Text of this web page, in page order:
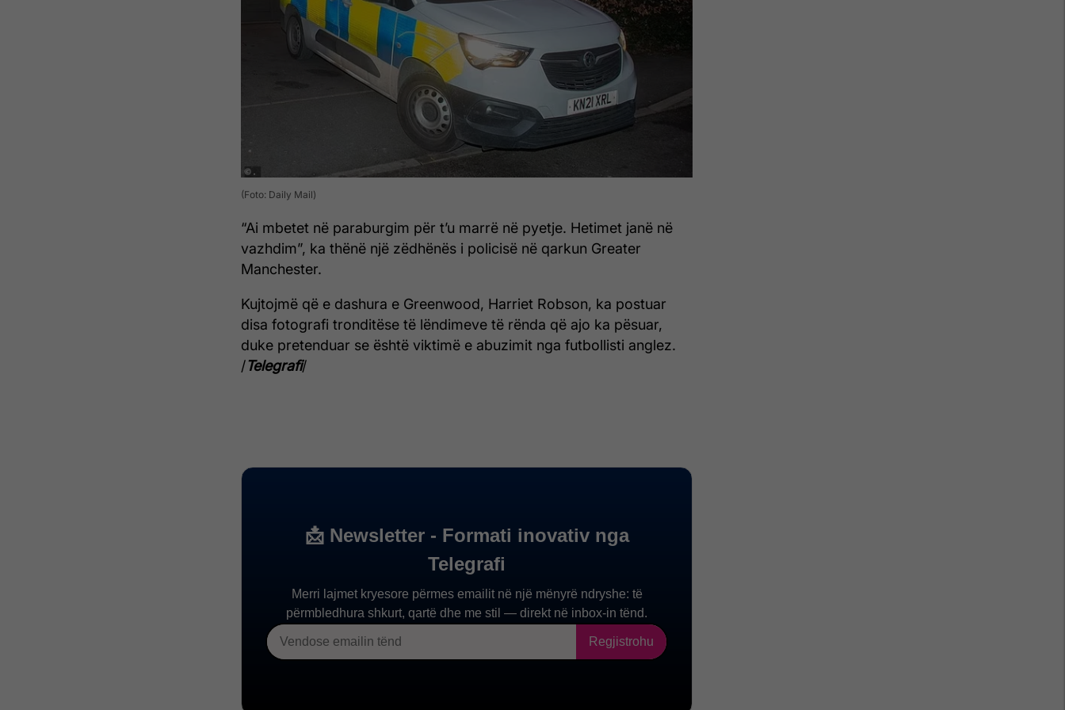
(Foto: Daily Mail)
“Ai mbetet në paraburgim për t’u marrë në pyetje. Hetimet janë në
vazhdim”, ka thënë një zëdhënës i policisë në qarkun Greater
Manchester.
Kujtojmë që e dashura e Greenwood, Harriet Robson, ka postuar
disa fotografi tronditëse të lëndimeve të rënda që ajo ka pësuar,
duke pretenduar se është viktimë e abuzimit nga futbollisti anglez.
/Telegrafi/